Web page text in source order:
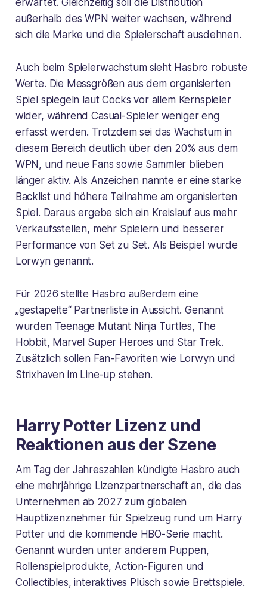
erwartet. Gleichzeitig soll die Distribution
außerhalb des WPN weiter wachsen, während
sich die Marke und die Spielerschaft ausdehnen.
Auch beim Spielerwachstum sieht Hasbro robuste
Werte. Die Messgrößen aus dem organisierten
Spiel spiegeln laut Cocks vor allem Kernspieler
wider, während Casual-Spieler weniger eng
erfasst werden. Trotzdem sei das Wachstum in
diesem Bereich deutlich über den 20% aus dem
WPN, und neue Fans sowie Sammler blieben
länger aktiv. Als Anzeichen nannte er eine starke
Backlist und höhere Teilnahme am organisierten
Spiel. Daraus ergebe sich ein Kreislauf aus mehr
Verkaufsstellen, mehr Spielern und besserer
Performance von Set zu Set. Als Beispiel wurde
Lorwyn genannt.
Für 2026 stellte Hasbro außerdem eine
„gestapelte“ Partnerliste in Aussicht. Genannt
wurden Teenage Mutant Ninja Turtles, The
Hobbit, Marvel Super Heroes und Star Trek.
Zusätzlich sollen Fan-Favoriten wie Lorwyn und
Strixhaven im Line-up stehen.
Harry Potter Lizenz und
Reaktionen aus der Szene
Am Tag der Jahreszahlen kündigte Hasbro auch
eine mehrjährige Lizenzpartnerschaft an, die das
Unternehmen ab 2027 zum globalen
Hauptlizenznehmer für Spielzeug rund um Harry
Potter und die kommende HBO-Serie macht.
Genannt wurden unter anderem Puppen,
Rollenspielprodukte, Action-Figuren und
Collectibles, interaktives Plüsch sowie Brettspiele.